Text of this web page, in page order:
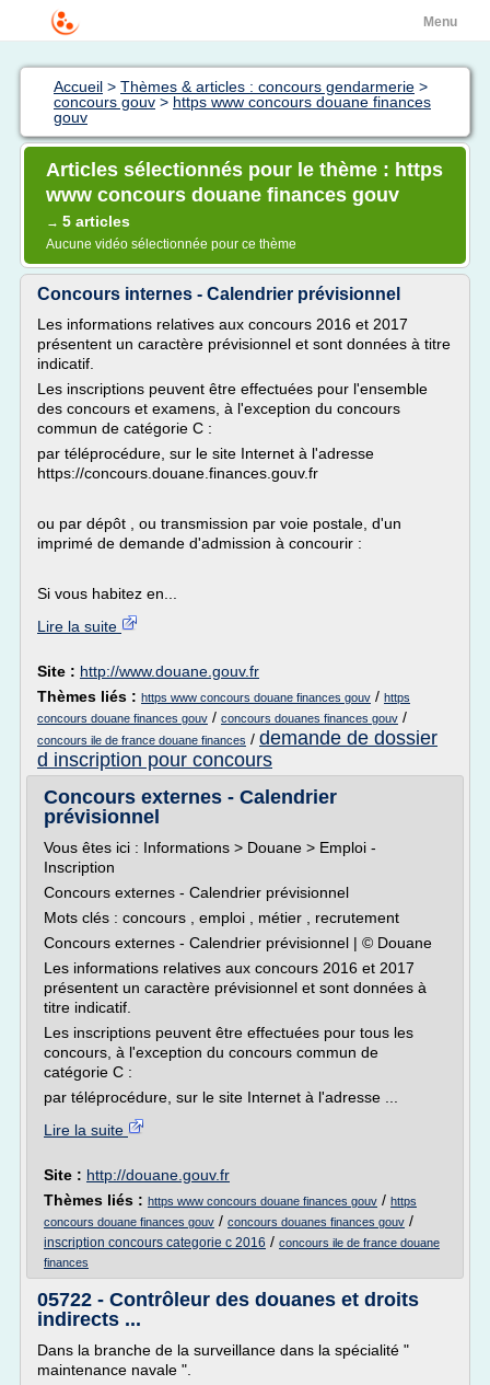
Menu
Accueil > Thèmes & articles : concours gendarmerie >
concours gouv > https www concours douane finances
gouv
Articles sélectionnés pour le thème : https
www concours douane finances gouv
→ 5 articles
Aucune vidéo sélectionnée pour ce thème
Concours internes - Calendrier prévisionnel
Les informations relatives aux concours 2016 et 2017
présentent un caractère prévisionnel et sont données à titre
indicatif.
Les inscriptions peuvent être effectuées pour l'ensemble
des concours et examens, à l'exception du concours
commun de catégorie C :
par téléprocédure, sur le site Internet à l'adresse
https://concours.douane.finances.gouv.fr
ou par dépôt , ou transmission par voie postale, d'un
imprimé de demande d'admission à concourir :
Si vous habitez en...
Lire la suite
Site : http://www.douane.gouv.fr
Thèmes liés : https www concours douane finances gouv / https
concours douane finances gouv / concours douanes finances gouv /
concours ile de france douane finances / demande de dossier
d inscription pour concours
Concours externes - Calendrier
prévisionnel
Vous êtes ici : Informations > Douane > Emploi -
Inscription
Concours externes - Calendrier prévisionnel
Mots clés : concours , emploi , métier , recrutement
Concours externes - Calendrier prévisionnel | © Douane
Les informations relatives aux concours 2016 et 2017
présentent un caractère prévisionnel et sont données à
titre indicatif.
Les inscriptions peuvent être effectuées pour tous les
concours, à l'exception du concours commun de
catégorie C :
par téléprocédure, sur le site Internet à l'adresse ...
Lire la suite
Site : http://douane.gouv.fr
Thèmes liés : https www concours douane finances gouv / https
concours douane finances gouv / concours douanes finances gouv /
inscription concours categorie c 2016 / concours ile de france douane
finances
05722 - Contrôleur des douanes et droits
indirects ...
Dans la branche de la surveillance dans la spécialité "
maintenance navale ".